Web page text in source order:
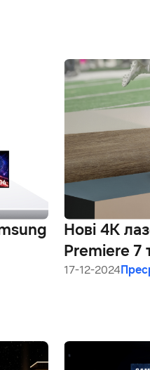
Нові 4К
Premiere 7
власний
17-12-2024